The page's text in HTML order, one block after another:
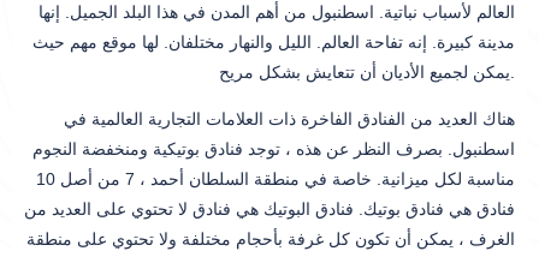
العالم لأسباب نباتية. اسطنبول من أهم المدن في هذا البلد الجميل. إنها
مدينة كبيرة. إنه تفاحة العالم. الليل والنهار مختلفان. لها موقع مهم حيث
هناك العديد من الفنادق الفاخرة ذات العلامات التجارية العالمية في
اسطنبول. بصرف النظر عن هذه ، توجد فنادق بوتيكية ومنخفضة النجوم
مناسبة لكل ميزانية. خاصة في منطقة السلطان أحمد ، 7 من أصل 10
فنادق هي فنادق بوتيك. فنادق البوتيك هي فنادق لا تحتوي على العديد من
الغرف ، يمكن أن تكون كل غرفة بأحجام مختلفة ولا تحتوي على منطقة